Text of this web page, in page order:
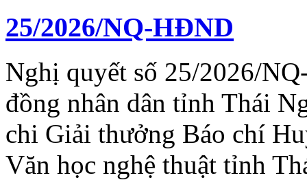
25/2026/NQ-HĐND
Nghị quyết số 25/2026/
đồng nhân dân tỉnh Thái
chi Giải thưởng Báo chí
Văn học nghệ thuật tỉnh